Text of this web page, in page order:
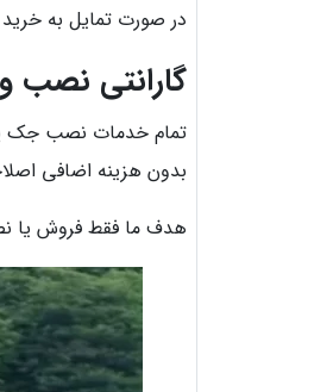
در صورت تمایل به
گارانتی نصب
تمام خدمات نصب جک
بدون هزینه اضافی
هدف ما فقط فروش یا